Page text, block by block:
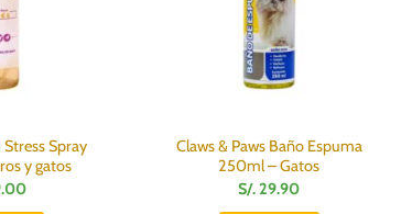
Stress Spray
y gatos
Claws & Paws Baño Espuma
250ml – Gatos
S/.29.90